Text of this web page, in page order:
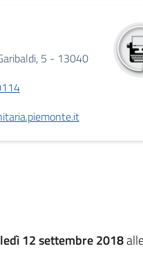
5 - 13040
12 settembre 2018